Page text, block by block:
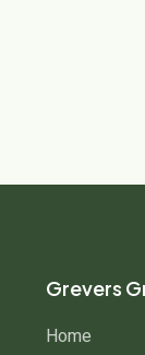
Grevers
Home